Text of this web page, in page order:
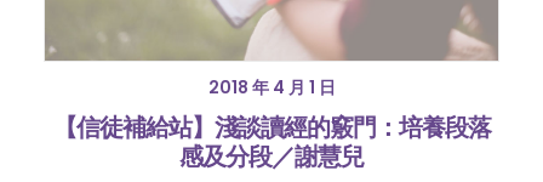
2018 年 4 月 1 日
【信徒補給站】淺談讀經的竅門：培養段落
感及分段／謝慧兒